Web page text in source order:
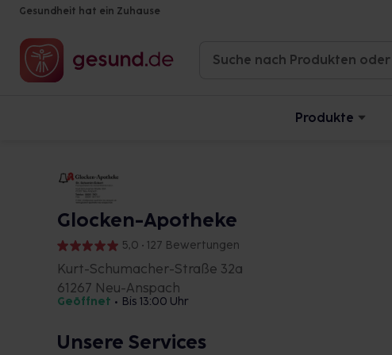
Gesundheit hat ein Zuhause
Produkte
Glocken-Apotheke
5,0 • 127 Bewertungen
Kurt-Schumacher-Straße 32a
61267 Neu-Anspach
Geöffnet • Bis 13:00 Uhr
Unsere Services